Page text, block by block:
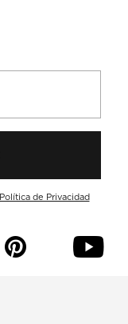
Política de Privacidad
p y